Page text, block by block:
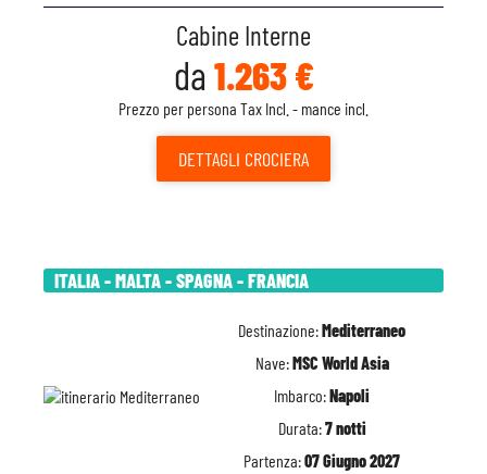
Cabine Interne
da 1.263 €
Prezzo per persona Tax Incl. - mance incl.
DETTAGLI CROCIERA
ITALIA - MALTA - SPAGNA - FRANCIA
Destinazione:Mediterraneo
Nave:MSC World Asia
Imbarco:Napoli
Durata:7 notti
Partenza:07 Giugno 2027